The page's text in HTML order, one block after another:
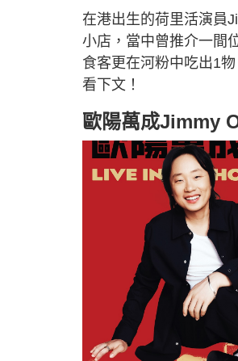
在港出生的荷里活演員
小店，當中曾推介一間
食客更在河粉中吃出1
看下文！
歐陽萬成Jimmy